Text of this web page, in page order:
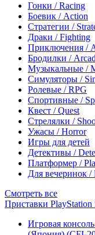
Гонки / Racing
Боевик / Action
Стратегии /
Драки / Fighting
Приключения /
Бродилки /
Музыкальные /
Симуляторы /
Ролевые / RPG
Спортивные /
Квест / Quest
Стрелялки /
Ужасы / Horror
Игры для детей
Детективы /
Платформер /
Для вечеринок /
Смотреть все
Приставки PlayStation
Игровая